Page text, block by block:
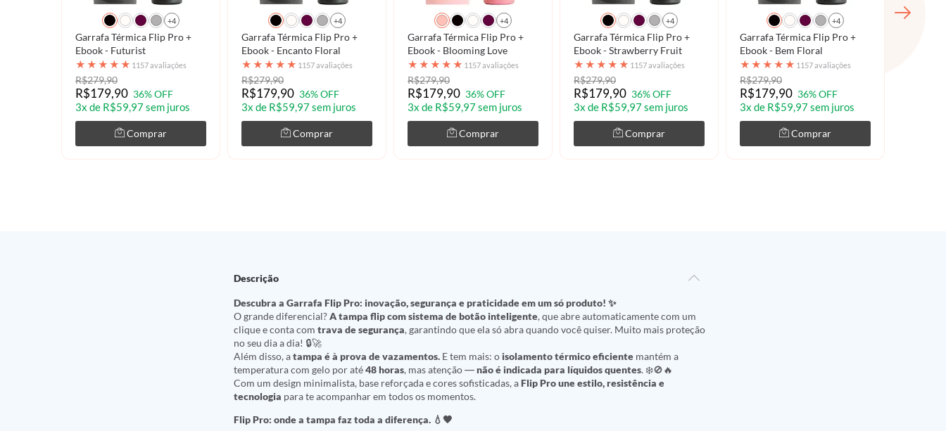
+4
Garrafa Térmica Flip Pro +
Ebook - Futurist
★ ★ ★ ★ ★ 1157 avaliações
R$279,90
R$179,90 36% OFF
3x de R$59,97 sem juros
Comprar
+4
Garrafa Térmica Flip Pro +
Ebook - Encanto Floral
★ ★ ★ ★ ★ 1157 avaliações
R$279,90
R$179,90 36% OFF
3x de R$59,97 sem juros
Comprar
+4
Garrafa Térmica Flip Pro +
Ebook - Blooming Love
★ ★ ★ ★ ★ 1157 avaliações
R$279,90
R$179,90 36% OFF
3x de R$59,97 sem juros
Comprar
+4
Garrafa Térmica Flip Pro +
Ebook - Strawberry Fruit
★ ★ ★ ★ ★ 1157 avaliações
R$279,90
R$179,90 36% OFF
3x de R$59,97 sem juros
Comprar
+4
Garrafa Térmica Flip Pro +
Ebook - Bem Floral
★ ★ ★ ★ ★ 1157 avaliações
R$279,90
R$179,90 36% OFF
3x de R$59,97 sem juros
Comprar
Descrição
Descubra a Garrafa Flip Pro: inovação, segurança e praticidade em um só produto! ✨
O grande diferencial?A tampa flip com sistema de botão inteligente, que abre automaticamente com um
clique e conta com trava de segurança, garantindo que ela só abra quando você quiser. Muito mais proteção
no seu dia a dia! 🔒🚀
Além disso, atampa é à prova de vazamentos. E tem mais: oisolamento térmico eficiente mantém a
temperatura com gelo por até48 horas, mas atenção —não é indicada para líquidos quentes. ❄️🚫🔥
Com um design minimalista, base reforçada e cores sofisticadas, aFlip Pro une estilo, resistência e
tecnologia para te acompanhar em todos os momentos.
Flip Pro: onde a tampa faz toda a diferença. 💧🖤